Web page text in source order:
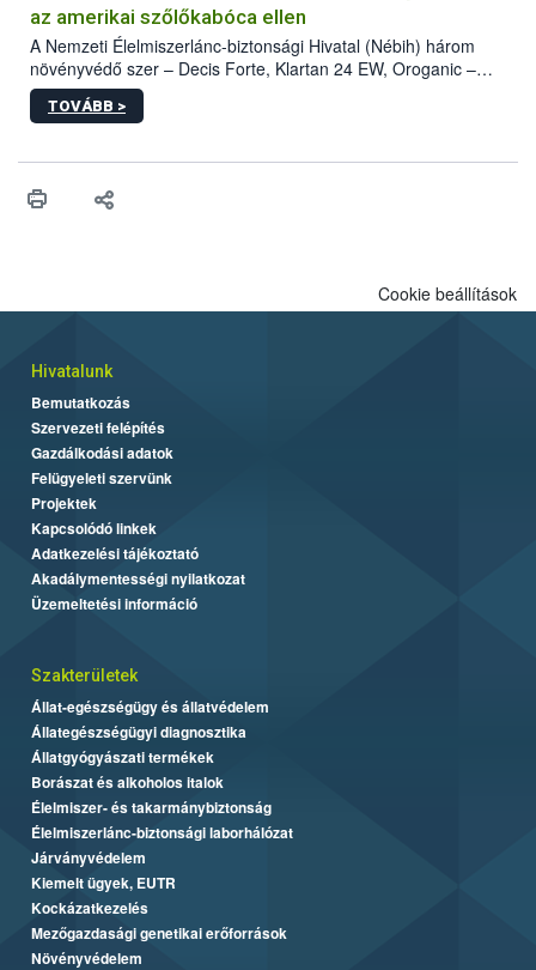
az amerikai szőlőkabóca ellen
A Nemzeti Élelmiszerlánc-biztonsági Hivatal (Nébih) három
növényvédő szer – Decis Forte, Klartan 24 EW, Oroganic –
engedélyokiratát módosította, így azok a szüretet követően,
egészen a vesszőérettség (BBCH 91) stádiumáig
érésű szőlőkben is legyen lehetőség a károsító elleni további
felhasználók számára is elérhető és ökológiai termesztésben is
TOVÁBB >
Cookie beállítások
Hivatalunk
Bemutatkozás
Szervezeti felépítés
Gazdálkodási adatok
Felügyeleti szervünk
Projektek
Kapcsolódó linkek
Adatkezelési tájékoztató
Akadálymentességi nyilatkozat
Üzemeltetési információ
Szakterületek
Állat-egészségügy és állatvédelem
Állategészségügyi diagnosztika
Állatgyógyászati termékek
Borászat és alkoholos italok
Élelmiszer- és takarmánybiztonság
Élelmiszerlánc-biztonsági laborhálózat
Járványvédelem
Kiemelt ügyek, EUTR
Kockázatkezelés
Mezőgazdasági genetikai erőforrások
Növényvédelem